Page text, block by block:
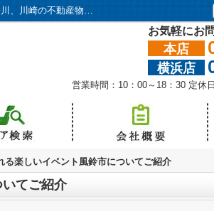
川崎市川崎区で毎年行われる楽しいイベント風鈴市についてご紹介｜横浜市神奈川、川崎の不動産物件ならアリアにおまかせください！
お気軽にお
本店
横浜店
営業時間：10：00～18：30 定休
る楽しいイベント風鈴市についてご紹介
てご紹介